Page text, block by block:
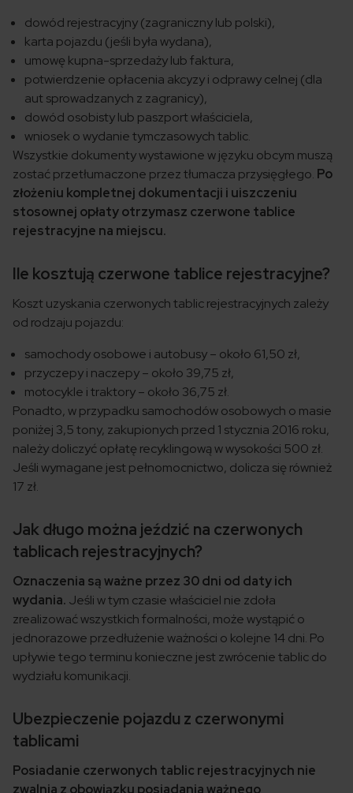
dowód rejestracyjny (zagraniczny lub polski),
karta pojazdu (jeśli była wydana),
umowę kupna-sprzedaży lub faktura,
potwierdzenie opłacenia akcyzy i odprawy celnej (dla
aut sprowadzanych z zagranicy),
dowód osobisty lub paszport właściciela,
wniosek o wydanie tymczasowych tablic.
Wszystkie dokumenty wystawione w języku obcym muszą
zostać przetłumaczone przez tłumacza przysięgłego. Po
złożeniu kompletnej dokumentacji i uiszczeniu
stosownej opłaty otrzymasz czerwone tablice
rejestracyjne na miejscu.
Ile kosztują czerwone tablice rejestracyjne?
Koszt uzyskania czerwonych tablic rejestracyjnych zależy
od rodzaju pojazdu:
samochody osobowe i autobusy – około 61,50 zł,
przyczepy i naczepy – około 39,75 zł,
motocykle i traktory – około 36,75 zł.
Ponadto, w przypadku samochodów osobowych o masie
poniżej 3,5 tony, zakupionych przed 1 stycznia 2016 roku,
należy doliczyć opłatę recyklingową w wysokości 500 zł.
Jeśli wymagane jest pełnomocnictwo, dolicza się również
17 zł.
Jak długo można jeździć na czerwonych
tablicach rejestracyjnych?
Oznaczenia są ważne przez 30 dni od daty ich
wydania. Jeśli w tym czasie właściciel nie zdoła
zrealizować wszystkich formalności, może wystąpić o
jednorazowe przedłużenie ważności o kolejne 14 dni. Po
upływie tego terminu konieczne jest zwrócenie tablic do
wydziału komunikacji.
Ubezpieczenie pojazdu z czerwonymi
tablicami
Posiadanie czerwonych tablic rejestracyjnych nie
zwalnia z obowiązku posiadania ważnego